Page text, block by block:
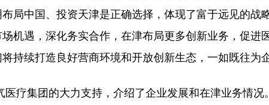
局中国、投资天津是正确选择，体现了富于远见的战
机遇，深化务实合作，在津布局更多创新业务，促进
持续打造良好营商环境和开放创新生态，一如既往为
疗集团的大力支持，介绍了企业发展和在津业务情况